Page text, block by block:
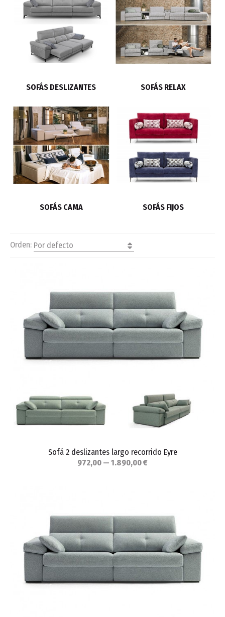
SOFÁS DESLIZANTES SOFÁS RELAX
SOFÁS CAMA SOFÁS FIJOS
Orden: Por defecto
Sofá 2 deslizantes largo recorrido Eyre
972,00 — 1.890,00 €